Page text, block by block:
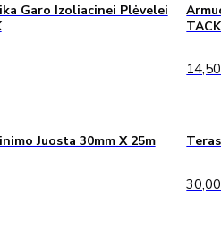
Garo Izoliacinei Plėvelei
TACK
Juosta 30mm X 25m